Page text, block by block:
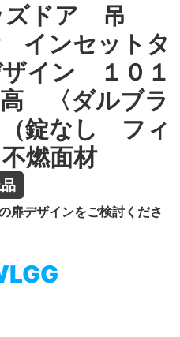
ズドア 吊
インセットタ
イン １０１
〈ダルブラ
錠なし フィ
燃面材
扉デザインをご検討くださ